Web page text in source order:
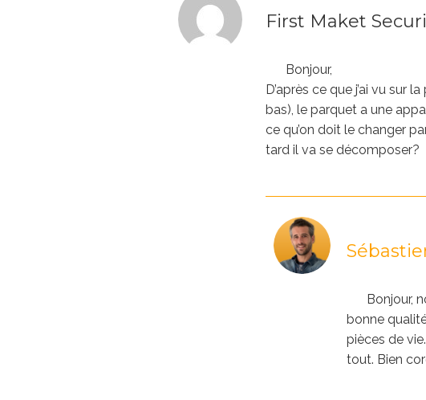
First Maket
Bonjour,
D’après ce que j’ai vu sur
bas), le parquet a une
ce qu’on doit le changer
tard il va se décomposer?
Bonjour,
bonne
pièces de
tout. Bien